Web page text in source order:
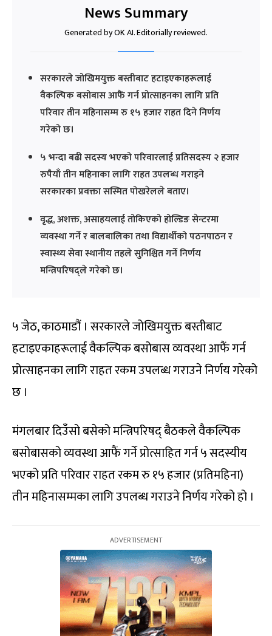
News Summary
Generated by OK AI. Editorially reviewed.
सरकारले जोखिमयुक्त बस्तीबाट हटाइएकाहरूलाई
वैकल्पिक बसोबास आफैं गर्न प्रोत्साहनका लागि प्रति
परिवार तीन महिनासम्म रु १५ हजार राहत दिने निर्णय
गरेको छ।
५ भन्दा बढी सदस्य भएको परिवारलाई प्रतिसदस्य २ हजार
रुपैयाँ तीन महिनाका लागि राहत उपलब्ध गराइने
सरकारका प्रवक्ता सस्मित पोखरेलले बताए।
वृद्ध, अशक्त, असाहयलाई तोकिएको होल्डिङ सेन्टरमा
व्यवस्था गर्ने र बालबालिका तथा विद्यार्थीको पठनपाठन र
स्वास्थ्य सेवा स्थानीय तहले सुनिश्चित गर्ने निर्णय
मन्त्रिपरिषद्ले गरेको छ।
५ जेठ, काठमाडौं । सरकारले जोखिमयुक्त बस्तीबाट
हटाइएकाहरूलाई वैकल्पिक बसोबास व्यवस्था आफैं गर्न
प्रोत्साहनका लागि राहत रकम उपलब्ध गराउने निर्णय गरेको
छ ।
मंगलबार दिउँसो बसेको मन्त्रिपरिषद् बैठकले वैकल्पिक
बसोबासको व्यवस्था आफैं गर्ने प्रोत्साहित गर्न ५ सदस्यीय
भएको प्रति परिवार राहत रकम रु १५ हजार (प्रतिमहिना)
तीन महिनासम्मका लागि उपलब्ध गराउने निर्णय गरेको हो ।